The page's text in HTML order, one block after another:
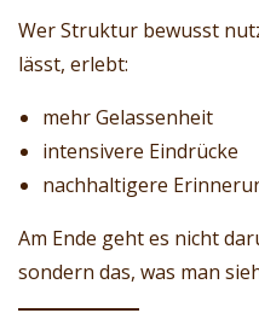
Wer Struktur bewusst
lässt, erlebt:
mehr Gelassenheit
intensivere Eindrücke
nachhaltigere
Am Ende geht es nicht
sondern das, was man